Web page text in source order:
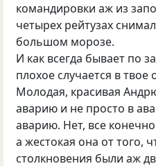
командировки аж из
четырех рейтузах
большом морозе.
И как всегда бывает по
плохое случается в твое
Молодая, красивая
аварию и не просто в
аварию. Нет, все
а жестокая она от того,
столкновения были аж